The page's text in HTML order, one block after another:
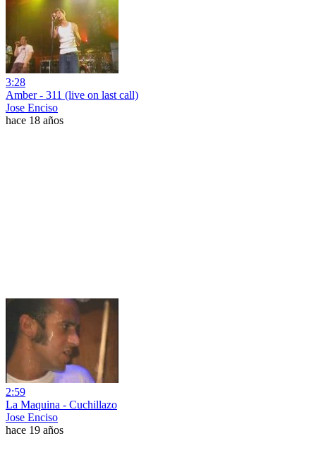
3:28
Amber - 311 (live on last call)
Jose Enciso
hace 18 años
2:59
La Maquina - Cuchillazo
Jose Enciso
hace 19 años